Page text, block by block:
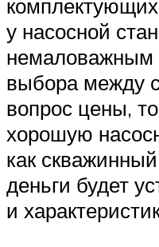
у насосной
немаловажным
выбора между
вопрос цены,
хорошую
как
деньги будет
и